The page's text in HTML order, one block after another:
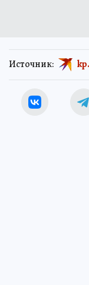
Источник: